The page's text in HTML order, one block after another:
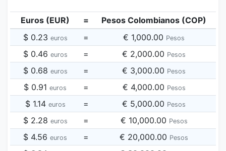
Euros (EUR) =
Pesos Colombianos (COP)
$ 0.23 euros = € 1,000.00 Pesos
$ 0.46 euros = € 2,000.00 Pesos
$ 0.68 euros = € 3,000.00 Pesos
$ 0.91 euros = € 4,000.00 Pesos
$ 1.14 euros = € 5,000.00 Pesos
$ 2.28 euros = € 10,000.00 Pesos
$ 4.56 euros = € 20,000.00 Pesos